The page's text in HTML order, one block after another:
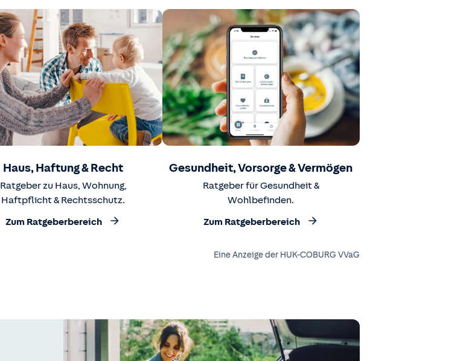
Haus, Haftung & Recht
Ratgeber zu Haus, Wohnung,
Haftpflicht & Rechtsschutz.
Zum Ratgeberbereich
Gesundheit, Vorsorge & Vermögen
Ratgeber für Gesundheit &
Wohlbefinden.
Zum Ratgeberbereich
Eine Anzeige der HUK-COBURG VVaG